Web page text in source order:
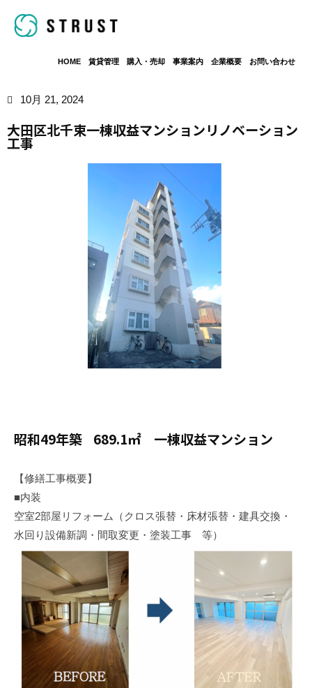
HOME 賃貸管理 購入・売却 事業案内 企業概要 お問い合わせ
10月 21, 2024
大田区北千束一棟収益マンションリノベーション
工事
昭和49年築 689.1㎡ 一棟収益マンション
【修繕工事概要】
■内装
空室2部屋リフォーム（クロス張替・床材張替・建具交換・
水回り設備新調・間取変更・塗装工事 等）